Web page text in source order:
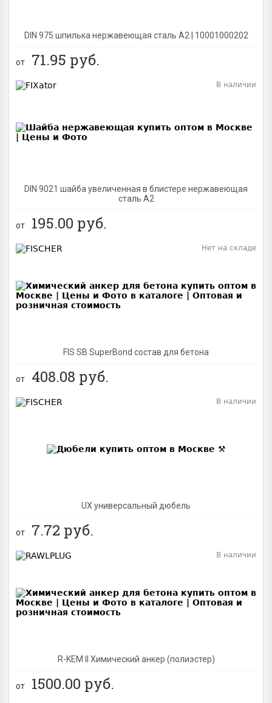
DIN 975 шпилька нержавеющая сталь A2 | 10001000202
от 71.95 руб.
DIN 9021 шайба увеличенная в блистере нержавеющая
сталь A2
В наличии
от 195.00 руб.
FIS SB SuperBond состав для бетона
Нет на складе
от 408.08 руб.
UX универсальный дюбель
В наличии
от 7.72 руб.
R-KEM II Химический анкер (полиэстер)
В наличии
от 1500.00 руб.